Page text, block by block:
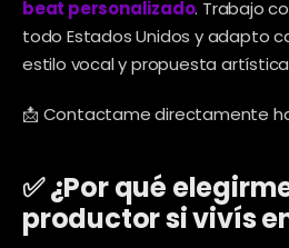
beat personalizado. Trabajo
todo Estados Unidos y adapto
estilo vocal y propuesta
📩 Contactame directamente
✅ ¿Por qué
productor si vivís